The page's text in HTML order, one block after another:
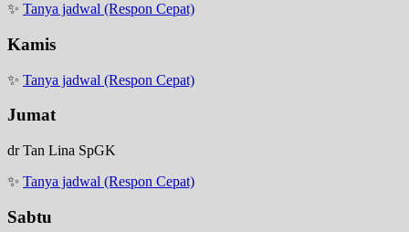
✨ Tanya jadwal (Respon Cepat)
Kamis
✨ Tanya jadwal (Respon Cepat)
Jumat
dr Tan Lina SpGK
✨ Tanya jadwal (Respon Cepat)
Sabtu